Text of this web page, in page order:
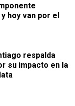
hoy van por el
respalda
su impacto en la